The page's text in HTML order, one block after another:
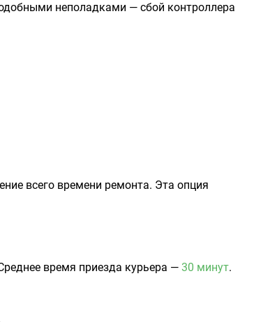
неполадками — сбой контроллера
всего времени ремонта. Эта опция
время приезда курьера — 30 минут.